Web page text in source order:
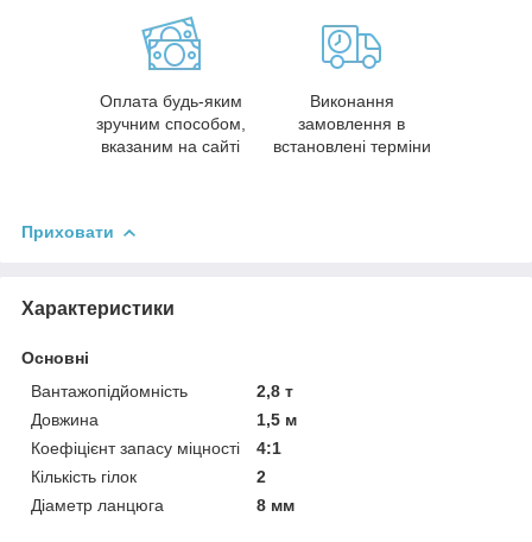
Оплата будь-яким
зручним способом,
вказаним на сайті
Виконання
замовлення в
встановлені терміни
Приховати
Характеристики
Основні
Вантажопідйомність
2,8 т
Довжина
1,5 м
Коефіцієнт запасу міцності
4:1
Кількість гілок
2
Діаметр ланцюга
8 мм